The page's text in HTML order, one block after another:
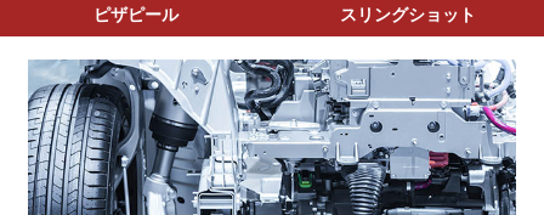
ピザピール スリングショット